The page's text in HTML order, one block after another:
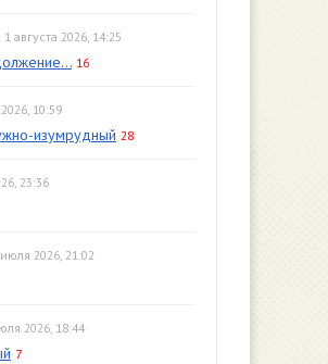
· 1 августа 2026, 14:25
16
10:59
изумрудный 28
23:36
июля 2026, 21:02
2026, 18:44
7